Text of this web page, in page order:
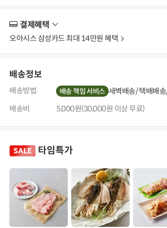
결제혜택
보
오아시스 삼성카드 최대 14만원 혜택
배송정보
배송방법 배송 책임 서비스 새벽배송 택배배송
배송비
5,000원(30,000원 이상 무료)
타임특가